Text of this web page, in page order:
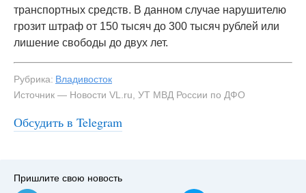
транспортных средств. В данном случае нарушителю
грозит штраф от 150 тысяч до 300 тысяч рублей или
лишение свободы до двух лет.
Рубрика: Владивосток
Источник — Новости VL.ru, УТ МВД России по ДФО
Обсудить в Telegram
#3
Подростков нашли и наказали. Фото - УТ МВД России
по ДФО — NewsVL.ru
Пришлите свою новость